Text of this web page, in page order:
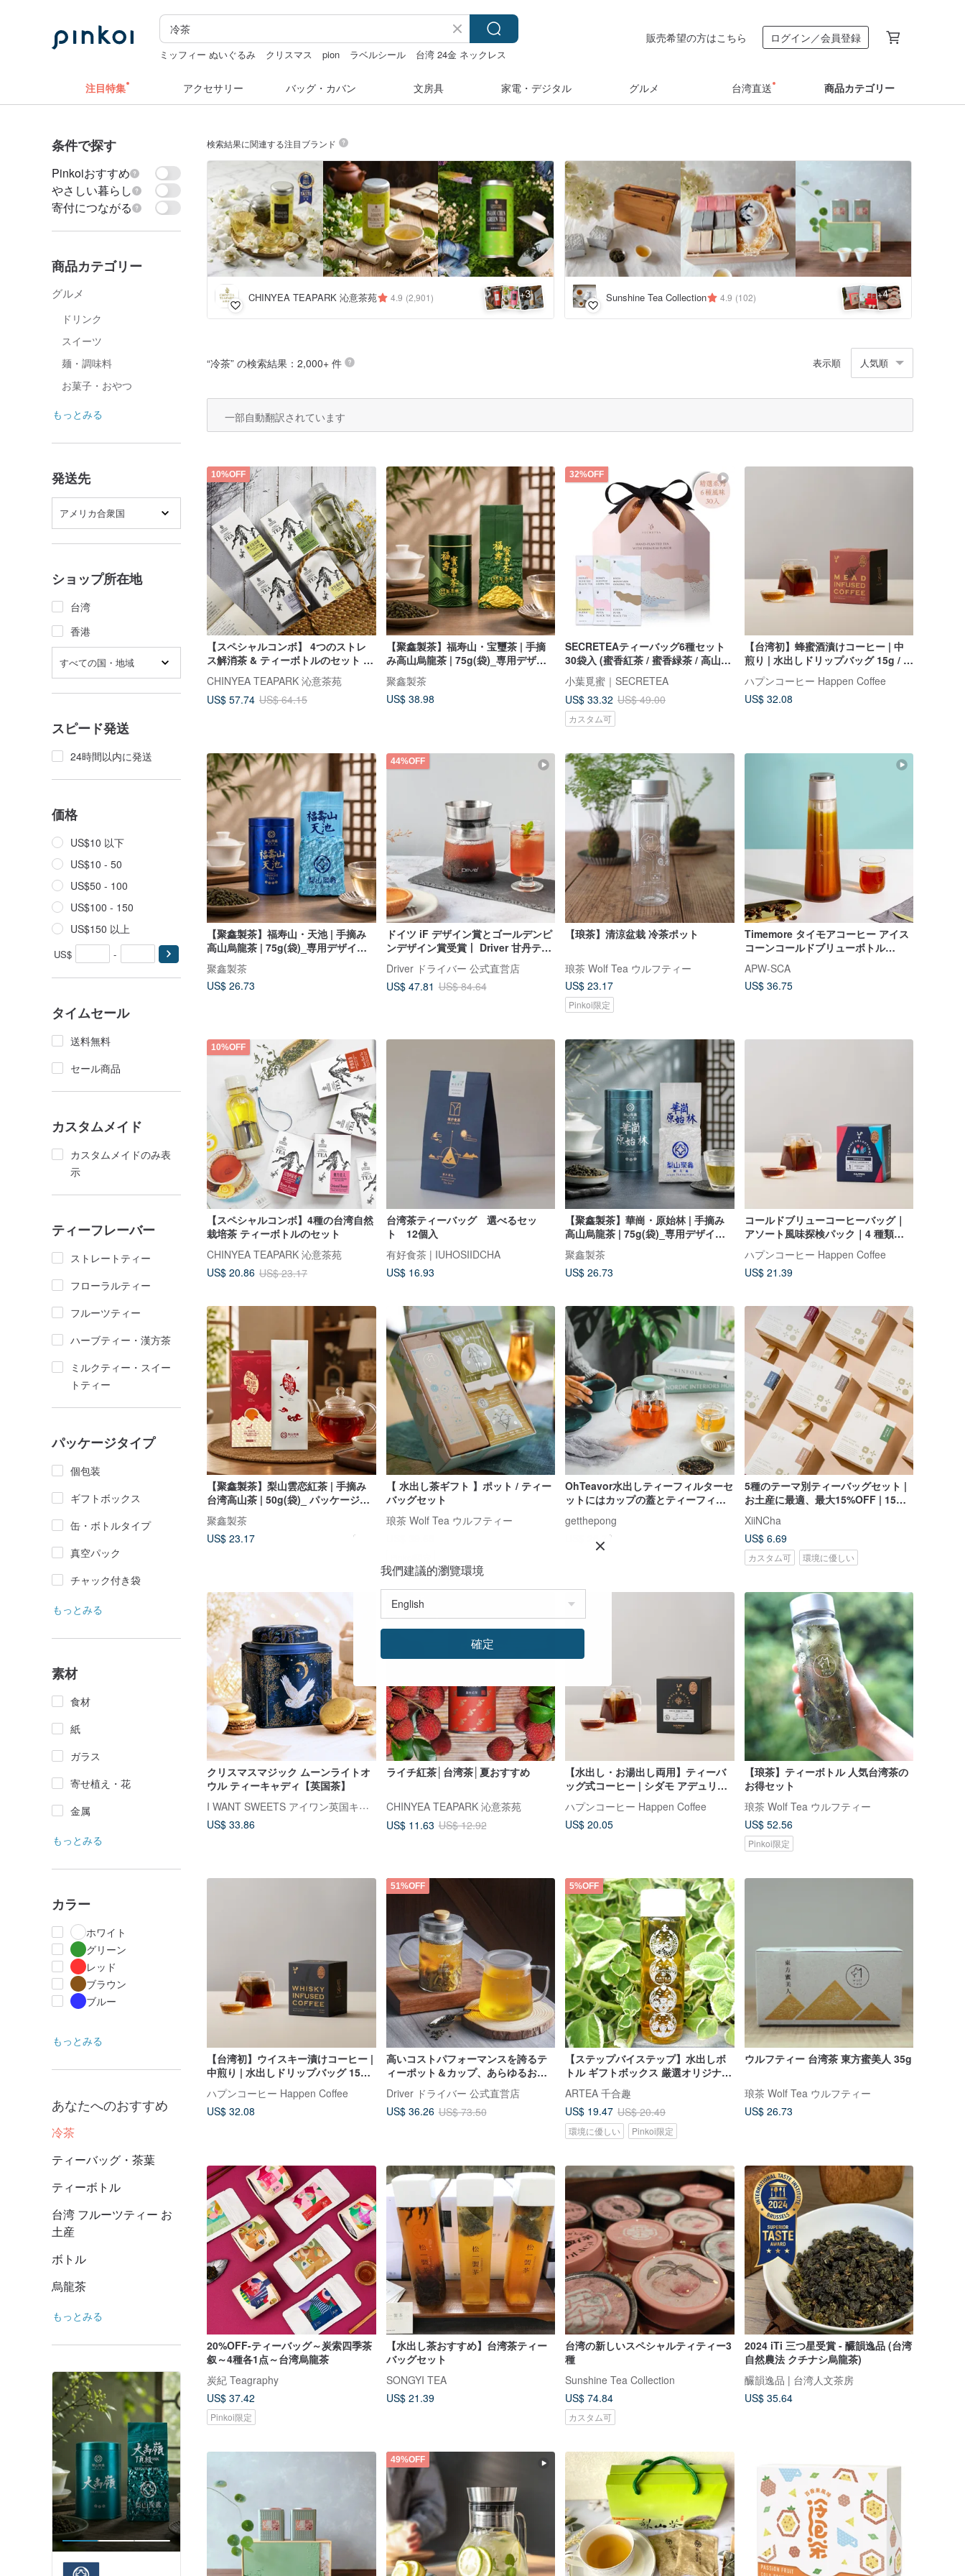
ミッフィー ぬいぐるみ クリスマス pion ラベルシール
台湾 24金 ネックレス
販売希望の方はこちら ログイン／会員登録
注目特集 アクセサリー バッグ・カバン 文房具 家電・デジタル グルメ 台湾直送 商品カテゴリー
条件で探す
Pinkoiおすすめ
やさしい暮らし
寄付につながる
商品カテゴリー
グルメ
ドリンク
スイーツ
麺・調味料
お菓子・おやつ
もっとみる
発送先
アメリカ合衆国
ショップ所在地
台湾
香港
すべての国・地域
スピード発送
24時間以内に発送
価格
US$10 以下
US$10 - 50
US$50 - 100
US$100 - 150
US$150 以上
US$ -
タイムセール
送料無料
セール商品
カスタムメイド
カスタムメイドのみ表
示
ティーフレーバー
ストレートティー
フローラルティー
フルーツティー
ハーブティー・漢方茶
ミルクティー・スイー
トティー
パッケージタイプ
個包装
ギフトボックス
缶・ボトルタイプ
真空パック
チャック付き袋
もっとみる
素材
食材
紙
ガラス
寄せ植え・花
金属
もっとみる
カラー
ホワイト
グリーン
レッド
ブラウン
ブルー
もっとみる
あなたへのおすすめ
冷茶
ティーバッグ・茶葉
ティーボトル
台湾 フルーツティー お
土産
ボトル
烏龍茶
もっとみる
検索結果に関連する注目ブランド
CHINYEA TEAPARK 沁意茶苑 4.9 (2,901) +3 Sunshine Tea Collection 4.9 (102) +4
“冷茶” の検索結果：2,000+ 件 表示順 人気順
一部自動翻訳されています
10%OFF
【スペシャルコンボ】 4つのストレ
ス解消茶 & ティーボトルのセット 選
べる
CHINYEA TEAPARK 沁意茶苑
US$ 57.74 US$ 64.15
【聚鑫製茶】福寿山・宝璽茶 | 手摘
み高山烏龍茶 | 75g(袋)_専用デザイ
ン茶缶付
聚鑫製茶
US$ 38.98
32%OFF
SECRETEAティーバッグ6種セット
30袋入 (蜜香紅茶 / 蜜香緑茶 / 高山烏
龍 / プーアル / ベリー / カカオ)
小葉覓蜜｜SECRETEA
US$ 33.32 US$ 49.00
カスタム可
【台湾初】蜂蜜酒漬けコーヒー | 中
煎り | 水出しドリップバッグ 15g / 8
個入り
ハプンコーヒー Happen Coffee
US$ 32.08
【聚鑫製茶】福寿山・天池 | 手摘み
高山烏龍茶 | 75g(袋)_専用デザイン
茶缶付
聚鑫製茶
US$ 26.73
44%OFF
ドイツ iF デザイン賞とゴールデンピ
ンデザイン賞受賞丨 Driver 甘丹ティ
Driver ドライバー 公式直営店
US$ 47.81 US$ 84.64
【琅茶】清涼盆栽 冷茶ポット
琅茶 Wolf Tea ウルフティー
US$ 23.17
Pinkoi限定
Timemore タイモアコーヒー アイス
コーンコールドブリューボトル
出し茶 即納
APW-SCA
US$ 36.75
10%OFF
【スペシャルコンボ】4種の台湾自然
栽培茶 ティーボトルのセット
CHINYEA TEAPARK 沁意茶苑
US$ 20.86 US$ 23.17
台湾茶ティーバッグ 選べるセッ
ト 12個入
有好食茶 | IUHOSIIDCHA
US$ 16.93
【聚鑫製茶】華崗・原始林 | 手摘み
高山烏龍茶 | 75g(袋)_専用デザイン
茶缶付
聚鑫製茶
US$ 26.73
コールドブリューコーヒーバッグ｜
アソート風味探検パック｜4 種類の
フレーバー入り（15g/8 個入りボッ
クス）
ハプンコーヒー Happen Coffee
US$ 21.39
【聚鑫製茶】梨山雲恋紅茶 | 手摘み
台湾高山茶 | 50g(袋)_ パッケージ付
き
聚鑫製茶
US$ 23.17
【 水出し茶ギフト 】ポット / ティー
バッグセット
琅茶 Wolf Tea ウルフティー
OhTeavor水出しティーフィルターセ
ットにはカップの蓋とティーフィル
ターボールは含まれていません
getthepong
US$ 25.71
5種のテーマ別ティーバッグセット |
お土産に最適、最大15%OFF | 15種
の味わいを一度に堪能
XiiNCha
US$ 6.69
カスタム可 環境に優しい
クリスマスマジック ムーンライトオ
ウル ティーキャディ【英国茶】
I WANT SWEETS アイワン英国キャンディハウス
US$ 33.86
10%OFF
ライチ紅茶│台湾茶│夏おすすめ
CHINYEA TEAPARK 沁意茶苑
US$ 11.63 US$ 12.92
【水出し・お湯出し両用】ティーバ
ッグ式コーヒー | シダモ アデュリー
ナ | 15g x 8袋
ハプンコーヒー Happen Coffee
US$ 20.05
【琅茶】ティーボトル 人気台湾茶の
お得セット
琅茶 Wolf Tea ウルフティー
US$ 52.56
Pinkoi限定
【台湾初】ウイスキー漬けコーヒー |
中煎り | 水出しドリップバッグ 15g /
8個入り
ハプンコーヒー Happen Coffee
US$ 32.08
51%OFF
高いコストパフォーマンスを誇るテ
ィーポット＆カップ、あらゆるお茶
にフィット｜Driver クラシック保温
保冷両用ティーポットセット
Driver ドライバー 公式直営店
US$ 36.26 US$ 73.50
5%OFF
【ステップバイステップ】水出しボ
トル ギフトボックス 厳選オリジナル
立体ティーバッグ×8個
ARTEA 千合趣
US$ 19.47 US$ 20.49
環境に優しい Pinkoi限定
ウルフティー 台湾茶 東方蜜美人 35g
琅茶 Wolf Tea ウルフティー
US$ 26.73
20%OFF-ティーバッグ～炭索四季茶
叙～4種各1点～台湾烏龍茶
炭紀 Teagraphy
US$ 37.42
Pinkoi限定
【水出し茶おすすめ】台湾茶ティー
バッグセット
SONGYI TEA
US$ 21.39
台湾の新しいスペシャルティティー3
種
Sunshine Tea Collection
US$ 74.84
カスタム可
2024 iTi 三つ星受賞 - 釅韻逸品 (台湾
自然農法 クチナシ烏龍茶)
釅韻逸品 | 台湾人文茶房
US$ 35.64
49%OFF
我們建議的瀏覽環境
確定